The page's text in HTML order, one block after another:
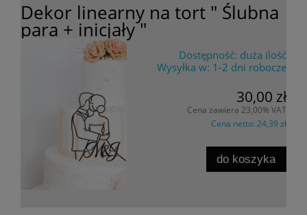
Dekor linearny na tort " Ślubna
para + inicjały "
Dostępność: duża ilość
Wysyłka w: 1-2 dni robocze
30,00 zł
Cena zawiera 23,00% VAT
Cena netto: 24,39 zł
do koszyka